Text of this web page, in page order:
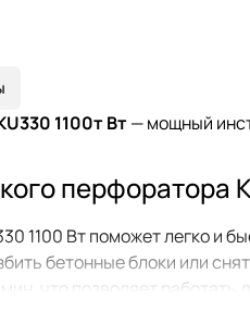
1100т Вт— мощный
перфоратора
1100 Вт поможет легко и
бетонные блоки или
что позволяет